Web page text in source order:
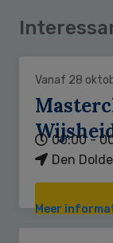
Vanaf 28
00:00 -
Den
Meer